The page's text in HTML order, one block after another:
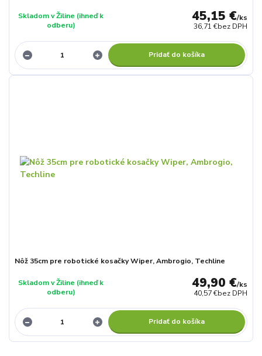
45,15 €/ks
36,71 €bez DPH
Skladom v Žiline (ihneď k
odberu)
Pridať do košíka
Nôž 35cm pre robotické kosačky Wiper, Ambrogio, Techline
49,90 €/ks
40,57 €bez DPH
Skladom v Žiline (ihneď k
odberu)
Pridať do košíka